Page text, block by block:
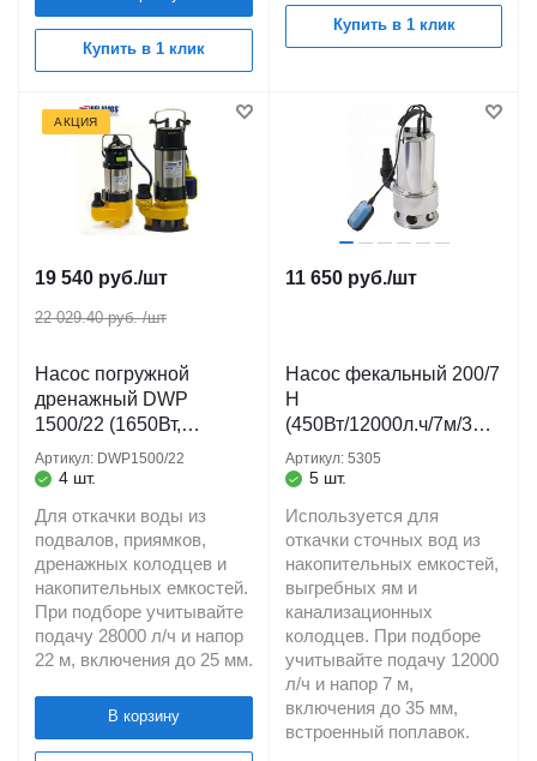
Купить в 1 клик
Купить в 1 клик
АКЦИЯ
19 540 руб./шт
22 029.40 руб. /шт
Насос погружной
дренажный DWP
1500/22 (1650Вт,
28000л/ч, 22м) кабель
10 м. для грязевых
4 шт.
Артикул: DWP1500/22
Для откачки воды из
подвалов, приямков,
дренажных колодцев и
накопительных емкостей.
При подборе учитывайте
подачу 28000 л/ч и напор
22 м, включения до 25 мм.
В корзину
11 650 руб./шт
Насос фекальный 200/7
Н
(450Вт/12000л.ч/7м/35м
м/кабель 10 м.)
ДЖИЛЕКС
5 шт.
Артикул: 5305
Используется для
откачки сточных вод из
накопительных емкостей,
выгребных ям и
канализационных
колодцев. При подборе
учитывайте подачу 12000
л/ч и напор 7 м,
включения до 35 мм,
встроенный поплавок.